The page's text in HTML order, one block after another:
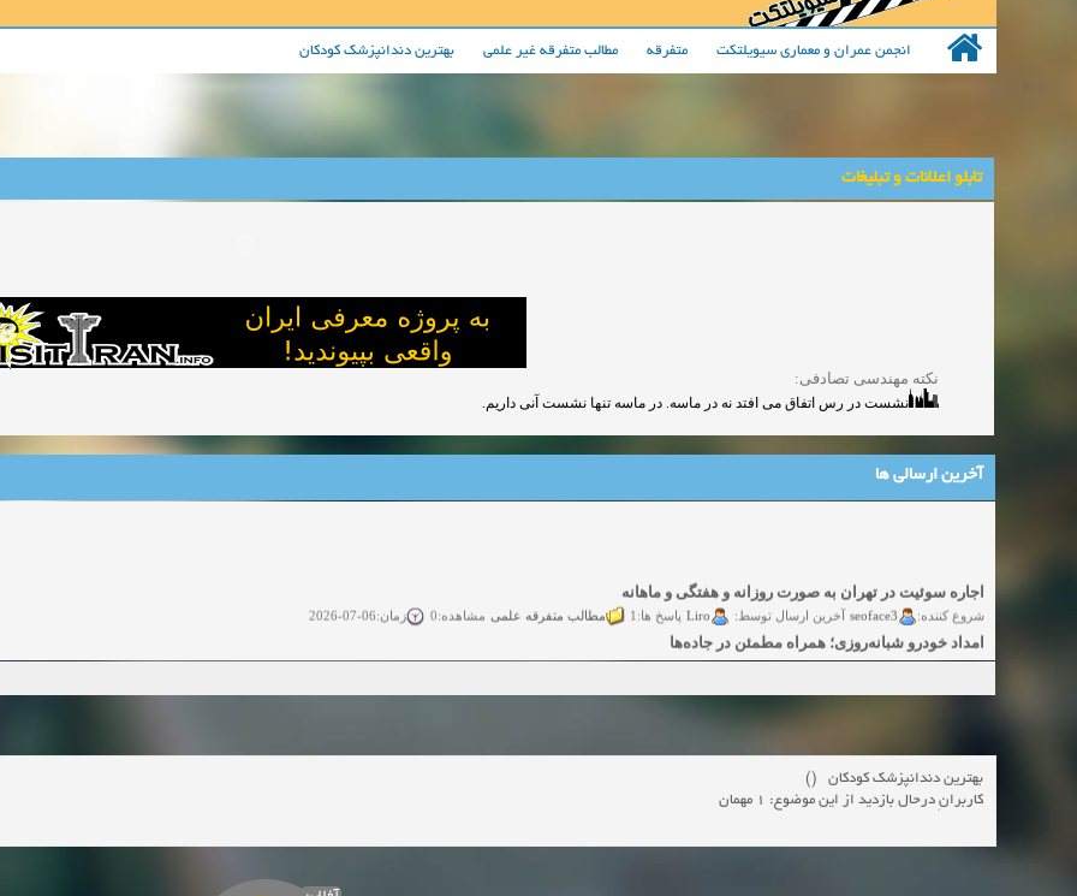
انجمن عمران و معماری سیویلتکت متفرقه مطالب متفرقه غیر علمی بهترین دندانپزشک کودکان
تابلو اعلانات و تبلیغات
نکته مهندسی تصادفی:
نشست در رس اتفاق می افتد نه در ماسه. در ماسه تنها نشست آنی داریم.
آخرین ارسالی ها
شروع کننده: seoface3 آخرین ارسال توسط: Liro پاسخ ها:1
امداد خودرو شبانه‌روزی؛ همراه مطمئن در جاده‌ها
شروع کننده: yadak724 آخرین ارسال توسط: yadak724
آخرین ارسال توسط: پاسخ ها:0 مشاهده:0
انواع پمپ و الکتروموتور
شروع کننده: pumpy آخرین ارسال توسط:
بهترین دندانپزشک کودکان ()
کاربرانِ درحال بازدید از این موضوع: 1 مهمان